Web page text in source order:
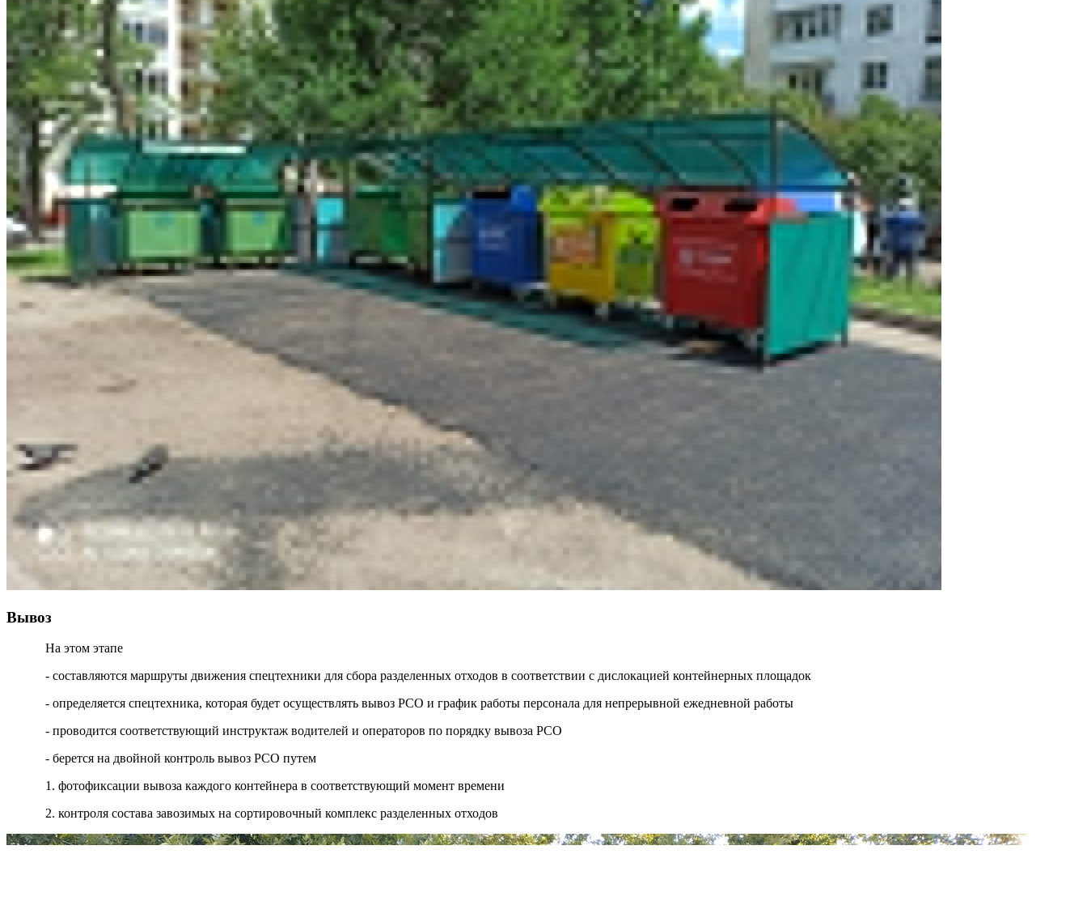
Вывоз
На этом этапе
- составляются маршруты движения спецтехники для сбора разделенных отходов в соответствии с дислокацией контейнерных площадок
- определяется спецтехника, которая будет осуществлять вывоз РСО и график работы персонала для непрерывной ежедневной работы
- проводится соответствующий инструктаж водителей и операторов по порядку вывоза РСО
- берется на двойной контроль вывоз РСО путем
1. фотофиксации вывоза каждого контейнера в соответствующий момент времени
2. контроля состава завозимых на сортировочный комплекс разделенных отходов